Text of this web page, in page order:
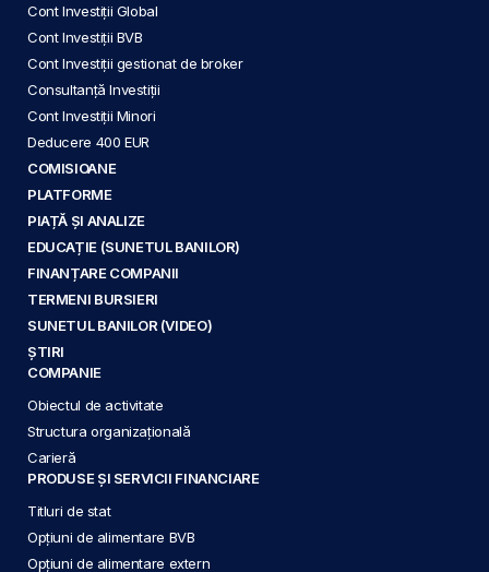
Cont Investiții Global
Cont Investiții BVB
Cont Investiții gestionat de broker
Consultanță Investiții
Cont Investiții Minori
Deducere 400 EUR
COMISIOANE
PLATFORME
PIAȚĂ ȘI ANALIZE
EDUCAȚIE (SUNETUL BANILOR)
FINANȚARE COMPANII
TERMENI BURSIERI
SUNETUL BANILOR (VIDEO)
ȘTIRI
COMPANIE
Obiectul de activitate
Structura organizațională
Carieră
PRODUSE ȘI SERVICII FINANCIARE
Titluri de stat
Opțiuni de alimentare BVB
Opțiuni de alimentare extern